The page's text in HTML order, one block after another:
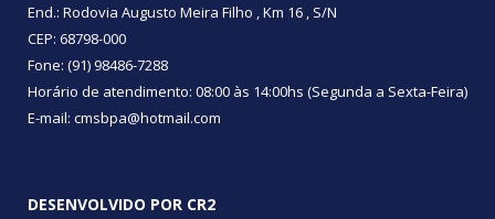
End.: Rodovia Augusto Meira Filho , Km 16 , S/N
CEP: 68798-000
Fone: (91) 98486-7288
Horário de atendimento: 08:00 às 14:00hs (Segunda a Sexta-Feira)
E-mail: cmsbpa@hotmail.com
DESENVOLVIDO POR CR2